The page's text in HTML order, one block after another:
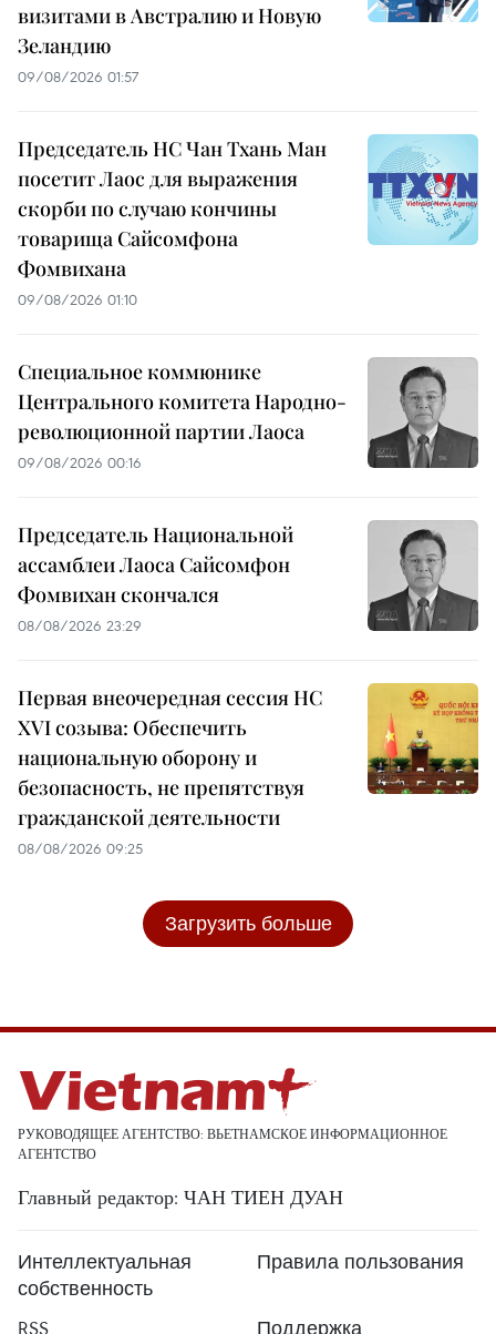
визитами в Австралию и Новую
Зеландию
09/08/2026 01:57
Председатель НС Чан Тхань Ман
посетит Лаос для выражения
скорби по случаю кончины
товарища Сайсомфона
Фомвихана
09/08/2026 01:10
Специальное коммюнике
Центрального комитета Народно-
революционной партии Лаоса
09/08/2026 00:16
Председатель Национальной
ассамблеи Лаоса Сайсомфон
Фомвихан скончался
08/08/2026 23:29
Первая внеочередная сессия НС
XVI созыва: Обеспечить
национальную оборону и
безопасность, не препятствуя
гражданской деятельности
08/08/2026 09:25
Загрузить больше
РУКОВОДЯЩЕЕ АГЕНТСТВО: ВЬЕТНАМСКОЕ ИНФОРМАЦИОННОЕ
АГЕНТСТВО
Главный редактор: ЧАН ТИЕН ДУАН
Интеллектуальная
собственность
Правила пользования
RSS Поддержка